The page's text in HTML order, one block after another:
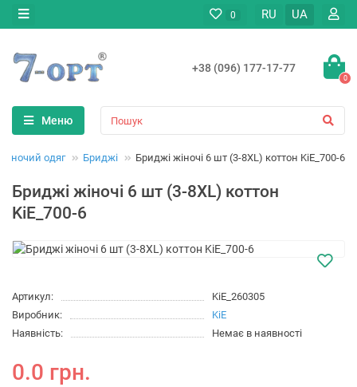
0 RU UA
+38 (096) 177-17-77
0
Меню
Жіночий одяг Бриджі Бриджі жіночі 6 шт (3-8XL) коттон KiE_700-6
Бриджі жіночі 6 шт (3-8XL) коттон
KiE_700-6
Артикул:
KiE_260305
Виробник:
KiE
Наявність:
Немає в наявності
0.0 грн.